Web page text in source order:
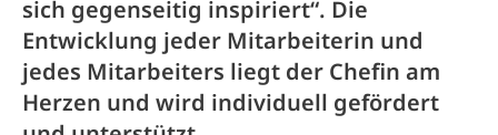
sich gegenseitig inspiriert“. Die
Entwicklung jeder Mitarbeiterin und
jedes Mitarbeiters liegt der Chefin am
Herzen und wird individuell gefördert